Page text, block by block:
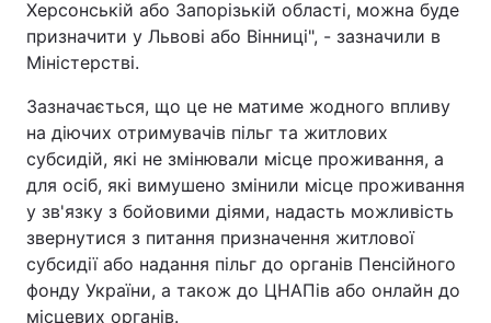
Херсонській або Запорізькій області, можна буде
призначити у Львові або Вінниці", - зазначили в
Міністерстві.
Зазначається, що це не матиме жодного впливу
на діючих отримувачів пільг та житлових
субсидій, які не змінювали місце проживання, а
для осіб, які вимушено змінили місце проживання
у зв'язку з бойовими діями, надасть можливість
звернутися з питання призначення житлової
субсидії або надання пільг до органів Пенсійного
фонду України, а також до ЦНАПів або онлайн до
місцевих органів.